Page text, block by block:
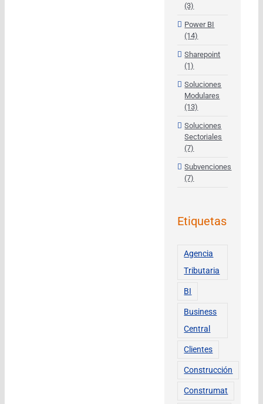
(3)
Power BI
(14)
Sharepoint
(1)
Soluciones
Modulares
(13)
Soluciones
Sectoriales
(7)
Subvenciones
(7)
Etiquetas
Agencia
Tributaria
BI
Business
Central
Clientes
Construcción
Construmat